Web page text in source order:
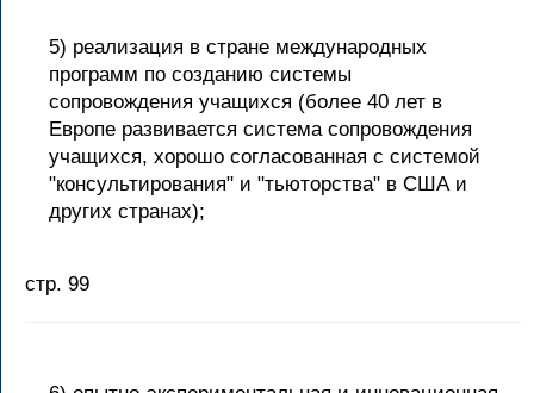
5) реализация в стране международных
программ по созданию системы
сопровождения учащихся (более 40 лет в
Европе развивается система сопровождения
учащихся, хорошо согласованная с системой
"консультирования" и "тьюторства" в США и
других странах);
стр. 99